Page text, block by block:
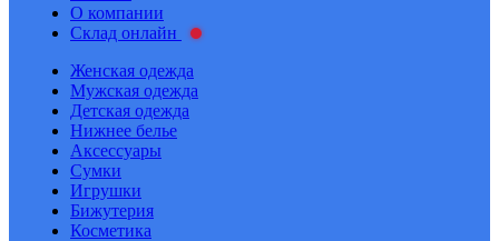
О компании
Склад онлайн
Женская одежда
Мужская одежда
Детская одежда
Нижнее белье
Аксессуары
Сумки
Игрушки
Бижутерия
Косметика